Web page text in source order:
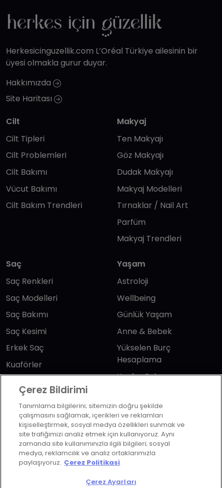
Herkesicinguzellik.com L’Oréal Türkiye ailesinin bir
üyesi olmakla gurur duyar.
Hakkımızda
Site Haritası
Cilt
Cilt Tipleri
Cilt Problemleri
Cilt Bakımı
Vücut Bakımı
Cilt Bakım Trendleri
Makyaj
Ten Makyajı
Göz Makyajı
Dudak Makyajı
Makyaj Modelleri
Tırnaklar / Nail Art
Parfüm
Makyaj Trendleri
Saç
Saç Renkleri
Saç Modelleri
Saç Bakımı
Saç Kesimi
Erkek Saç
Kuaförler
Yaşam
Astroloji
Wellbeing
Günlük Yaşam
Anne & Bebek
Yükselen Burç
Hesaplama
Kuafor Bulma
Bizi takip edin
Çerez Bildirimi
Tanımlama bilgilerini; sitemizin doğru şekilde
çalışmasını sağlamak, içerikleri ve reklamları
kişiselleştirmek, sosyal medya özellikleri sunmak ve
site trafiğimizi analiz etmek için kullanıyoruz. Aynı
zamanda site kullanımınızla ilgili bilgileri; sosyal
medya, reklamcılık ve analiz ortaklarımızla
paylaşıyoruz. Çerez Politikasi
Çerez Ayarları